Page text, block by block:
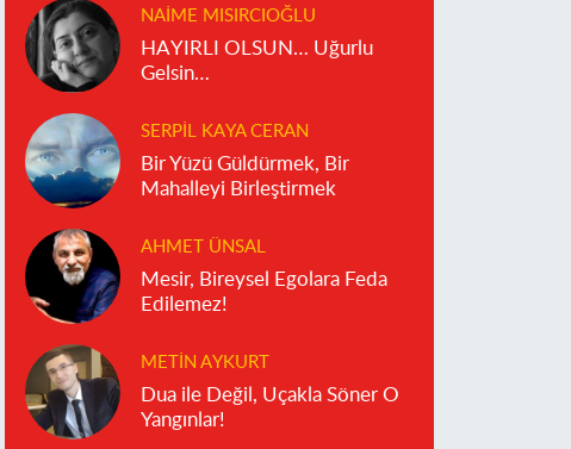
NAIME MISIRCIOĞLU
HAYIRLI OLSUN… Uğurlu
Gelsin…
SERPIL KAYA CERAN
Bir Yüzü Güldürmek, Bir
Mahalleyi Birleştirmek
AHMET ÜNSAL
Mesir, Bireysel Egolara Feda
Edilemez!
METIN AYKURT
Dua ile Değil, Uçakla Söner O
Yangınlar!